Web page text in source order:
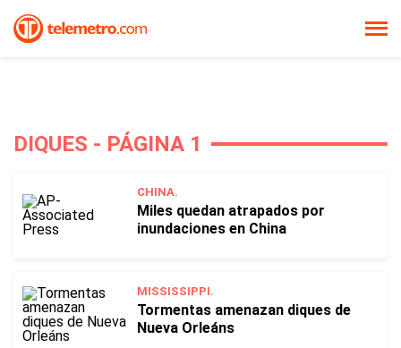
DIQUES - PÁGINA 1
CHINA.
Miles quedan atrapados por
inundaciones en China
MISSISSIPPI.
Tormentas amenazan diques de
Nueva Orleáns